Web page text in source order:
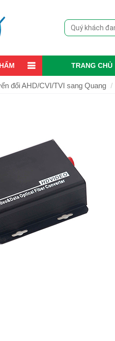
TRANG CHỦ
đổi AHD/CVI/TVI sang Quang